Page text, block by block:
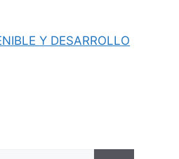
Y DESARROLLO